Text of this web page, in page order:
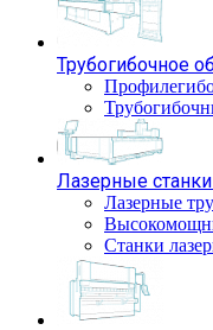
Трубогибочное
Лазерные станки
Лазерные
Станки